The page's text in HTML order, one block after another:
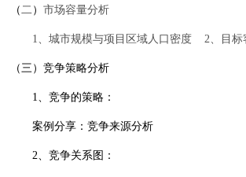
（二） 市场容量分析
1、城市规模与项目区域人口密度 2、目标
（三）竞争策略分析
1、竞争的策略：
案例分享：竞争来源分析
2、竞争关系图：